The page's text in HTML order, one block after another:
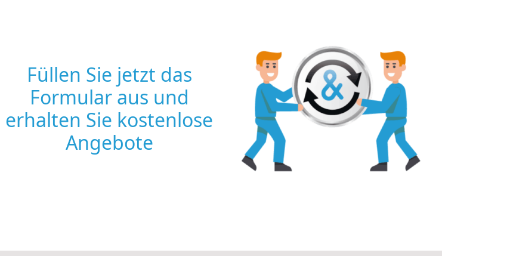
Füllen Sie jetzt das
Formular aus und
erhalten Sie kostenlose
Angebote